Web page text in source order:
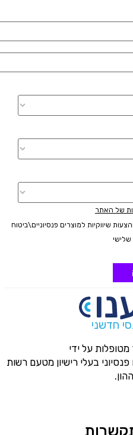
של האתר
שיווקיות למוצרים פנסיוניים\ביטוח
חדשני
על ידי
בעלי רישיון מטעם רשות